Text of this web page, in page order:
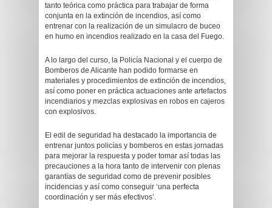
tanto teórica como práctica para trabajar de forma
conjunta en la extinción de incendios, así como
entrenar con la realización de un simulacro de buceo
en humo en incendios realizado en la casa del Fuego.
A lo largo del curso, la Policía Nacional y el cuerpo de
Bomberos de Alicante han podido formarse en
materiales y procedimientos de extinción de incendios,
así como poner en práctica actuaciones ante artefactos
incendiarios y mezclas explosivas en robos en cajeros
con explosivos.
El edil de seguridad ha destacado la importancia de
entrenar juntos policías y bomberos en estas jornadas
para mejorar la respuesta y poder tomar así todas las
precauciones a la hora tanto de intervenir con plenas
garantías de seguridad como de prevenir posibles
incidencias y así como conseguir ‘una perfecta
coordinación y ser más efectivos’.